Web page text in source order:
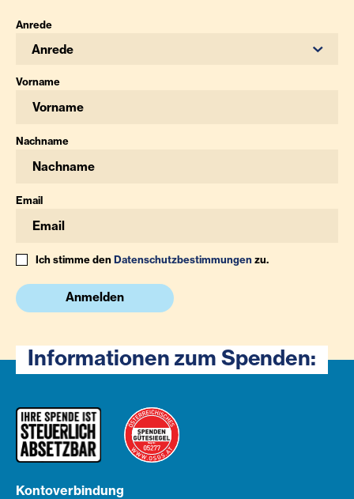
Anrede
Anrede
Vorname
Nachname
Email
Ich stimme denDatenschutzbestimmungenzu.
Anmelden
Informationen zum Spenden:
Kontoverbindung